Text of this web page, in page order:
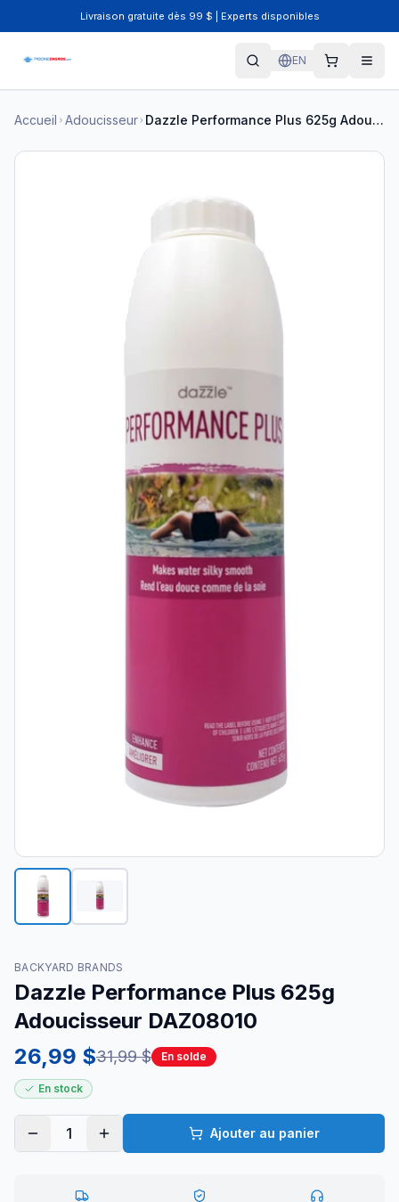
Livraison gratuite dès 99 $ | Experts disponibles
EN
Accueil Adoucisseur Dazzle Performance Plus 625g Adoucisseur DAZ08010
BACKYARD BRANDS
Dazzle Performance Plus 625g
Adoucisseur DAZ08010
26,99 $31,99 $ En solde
En stock
1 Ajouter au panier